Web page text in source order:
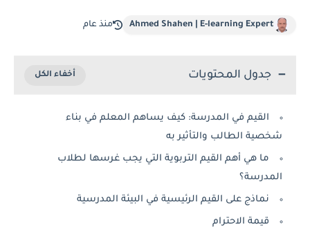
Ahmed Shahen | E-learning Expert منذ عام
جدول المحتويات
القيم في المدرسة: كيف يساهم المعلم في بناء
شخصية الطالب والتأثير به
ما هي أهم القيم التربوية التي يجب غرسها لطلاب
المدرسة؟
نماذج على القيم الرئيسية في البيئة المدرسية
قيمة الاحترام